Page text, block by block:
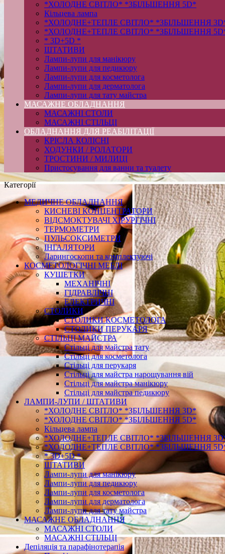
*ХОЛОДНЕ СВІТЛО* *ЗБІЛЬШЕННЯ 5D*
Кільцева лампа
*ХОЛОДНЕ+ТЕПЛЕ СВІТЛО* *ЗБІЛЬШЕННЯ
*ХОЛОДНЕ+ТЕПЛЕ СВІТЛО* *ЗБІЛЬШЕННЯ
* 3D+5D *
ШТАТИВИ
Лампи-лупи для манікюру
Лампи-лупи для педикюру
Лампи-лупи для косметолога
Лампи-лупи для дерматолога
Лампи-лупи для тату майстра
МАСАЖНЕ ОБЛАДНАННЯ
МАСАЖНІ СТОЛИ
МАСАЖНІ СТІЛЬЦІ
ОБЛАДНАННЯ ДЛЯ РЕАБІЛІТАЦІЇ
КРІСЛА КОЛІСНІ
ХОДУНКИ / РОЛАТОРИ
ТРОСТИНИ / МИЛИЦІ
Пристосування для ванни та туалету
Категорії
МЕДИЧНЕ ОБЛАДНАННЯ
КИСНЕВІ КОНЦЕНТРАТОРИ
ВІДСМОКТУВАЧІ ХІРУРГІЧНІ
ТЕРМОМЕТРИ
ПУЛЬСОКСИМЕТРИ
ІНГАЛЯТОРИ
Ларингоскопи та комплектуючі
КОСМЕТОЛОГІЧНІ МЕБЛІ
КУШЕТКИ
МЕХАНІЧНІ
ГІДРАВЛІЧНІ
ЕЛЕКТРИЧНІ
СТОЛИКИ
СТОЛИКИ КОСМЕТОЛОГА
СТОЛИКИ ПЕРУКАРЯ
СТІЛЬЦІ МАЙСТРА
Стільці для майстра тату
Стільці для косметолога
Стільці для перукаря
Стільці для майстра нарощування вій
Стільці для майстра манікюру
Стільці для майстра педикюру
ЛАМПИ-ЛУПИ / ШТАТИВИ
*ХОЛОДНЕ СВІТЛО* *ЗБІЛЬШЕННЯ 3D*
*ХОЛОДНЕ СВІТЛО* *ЗБІЛЬШЕННЯ 5D*
Кільцева лампа
*ХОЛОДНЕ+ТЕПЛЕ СВІТЛО* *ЗБІЛЬШЕННЯ
*ХОЛОДНЕ+ТЕПЛЕ СВІТЛО* *ЗБІЛЬШЕННЯ
* 3D+5D *
ШТАТИВИ
Лампи-лупи для манікюру
Лампи-лупи для педикюру
Лампи-лупи для косметолога
Лампи-лупи для дерматолога
Лампи-лупи для тату майстра
МАСАЖНЕ ОБЛАДНАННЯ
МАСАЖНІ СТОЛИ
МАСАЖНІ СТІЛЬЦІ
Депіляція та парафінотерапія